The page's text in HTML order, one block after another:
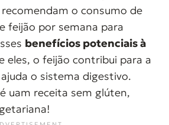
o consumo de
feijão por semana para
benefícios potenciais à
eles, o feijão contribui para a
o sistema digestivo.
uam receita sem glúten,